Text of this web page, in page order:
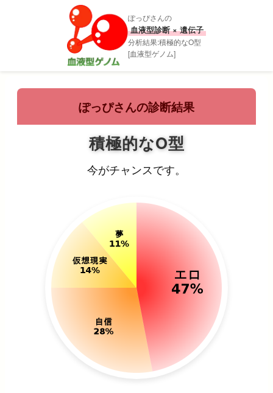
ぽっぴさんの
血液型診断 × 遺伝子
分析結果:積極的なO型
[血液型ゲノム]
ぽっぴさんの診断結果
積極的なO型
今がチャンスです。